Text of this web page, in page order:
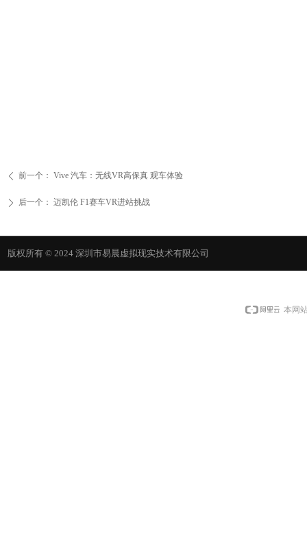
ꄲ 后一个： 迈凯伦 F1赛车VR进站挑战
ꄴ 前一个： Vive 汽车：无线VR高保真 观车体验
版权所有 © 2024 深圳市易晨虚拟现实技术有限公司
本网